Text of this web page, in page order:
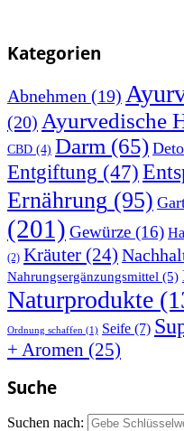
Kategorien
Abnehmen (19)
(20) Ayurvedische
CBD (4) Darm (65)
Entgiftung (47)
Ernährung (95)
(201) Gewürze (16)
(2) Kräuter (24)
Nahrungsergänzungsmittel (5)
Naturprodukte
Ordnung schaffen (1) Seife (7)
+ Aromen (25)
Suche
Suchen nach: